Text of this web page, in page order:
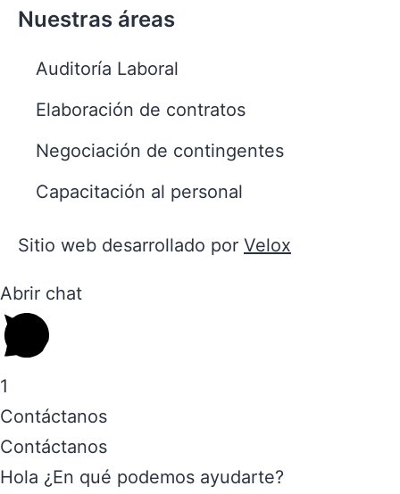
Nuestras áreas
Auditoría Laboral
Elaboración de contratos
Negociación de contingentes
Capacitación al personal
Sitio web desarrollado por Velox
Abrir chat
1
Contáctanos
Contáctanos
Hola ¿En qué podemos ayudarte?